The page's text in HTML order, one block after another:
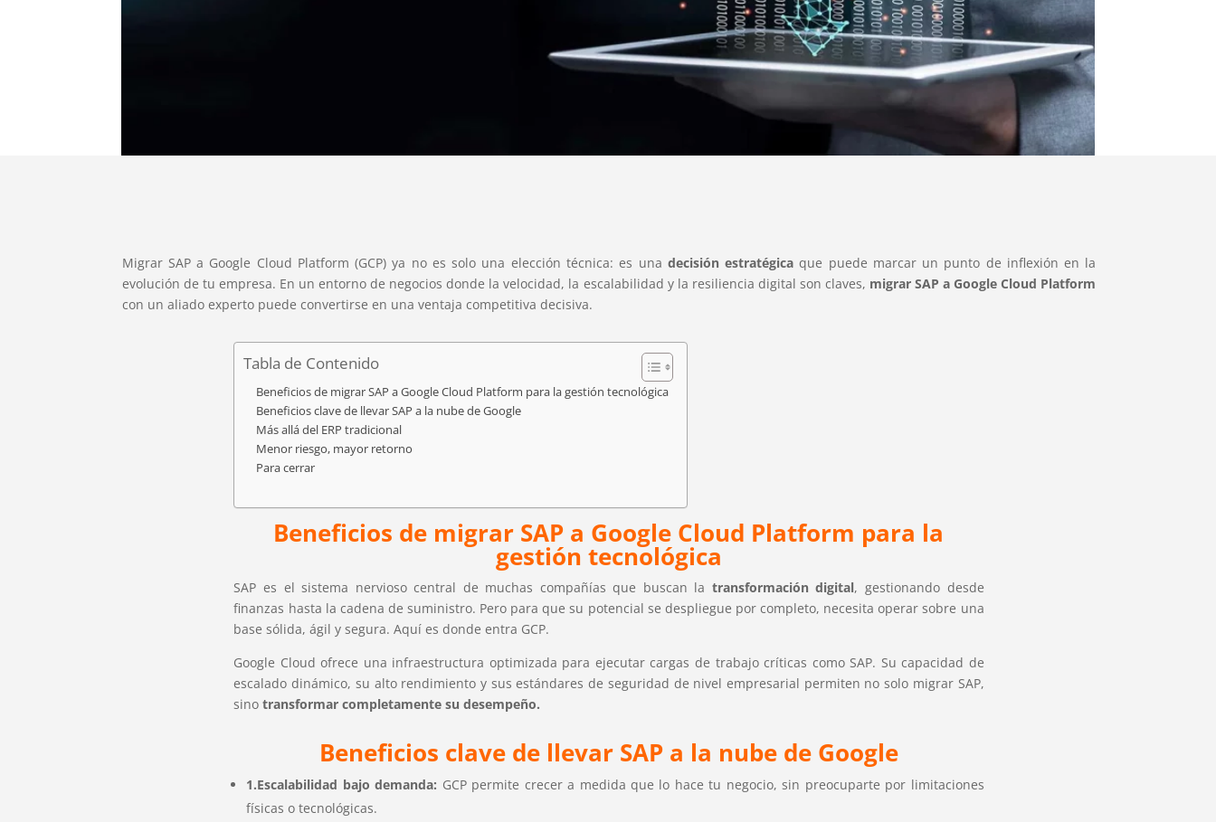
Migrar SAP a Google Cloud Platform (GCP) ya no es solo una elección técnica: es una decisión estratégica que puede marcar un punto de inflexión en la
evolución de tu empresa. En un entorno de negocios donde la velocidad, la escalabilidad y la resiliencia digital son claves, migrar SAP a Google Cloud Platform
con un aliado experto puede convertirse en una ventaja competitiva decisiva.
Tabla de Contenido
Beneficios de migrar SAP a Google Cloud Platform para la gestión tecnológica
Beneficios clave de llevar SAP a la nube de Google
Más allá del ERP tradicional
Menor riesgo, mayor retorno
Para cerrar
Beneficios de migrar SAP a Google Cloud Platform para la
gestión tecnológica
SAP es el sistema nervioso central de muchas compañías que buscan la transformación digital, gestionando desde
finanzas hasta la cadena de suministro. Pero para que su potencial se despliegue por completo, necesita operar sobre una
base sólida, ágil y segura. Aquí es donde entra GCP.
Google Cloud ofrece una infraestructura optimizada para ejecutar cargas de trabajo críticas como SAP. Su capacidad de
escalado dinámico, su alto rendimiento y sus estándares de seguridad de nivel empresarial permiten no solo migrar SAP,
sinotransformar completamente su desempeño.
Beneficios clave de llevar SAP a la nube de Google
1.Escalabilidad bajo demanda: GCP permite crecer a medida que lo hace tu negocio, sin preocuparte por limitaciones
físicas o tecnológicas.